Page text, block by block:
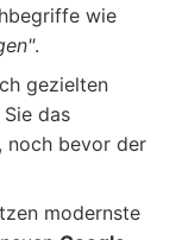
wie
.
gezielten
das
noch bevor der
modernste